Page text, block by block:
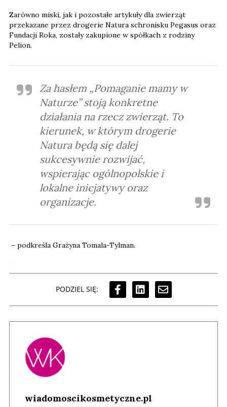
Zarówno miski, jak i pozostałe artykuły dla zwierząt
przekazane przez drogerie Natura schronisku Pegasus oraz
Fundacji Roka, zostały zakupione w spółkach z rodziny
Pelion.
Za hasłem „Pomaganie mamy w
Naturze” stoją konkretne
działania na rzecz zwierząt. To
kierunek, w którym drogerie
Natura będą się dalej
sukcesywnie rozwijać,
wspierając ogólnopolskie i
lokalne inicjatywy oraz
organizacje.
– podkreśla Grażyna Tomala-Tylman.
PODZIEL SIĘ:
wiadomoscikosmetyczne.pl